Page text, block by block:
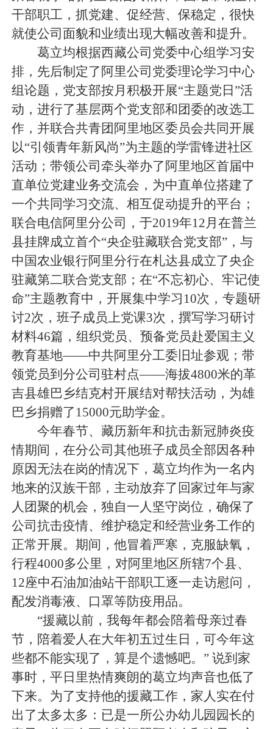
干部职工，抓党建、促经营、保稳定，很快
就使公司面貌和业绩出现大幅改善和提升。
葛立均根据西藏公司党委中心组学习安
排，先后制定了阿里公司党委理论学习中心
组论题，党支部按月积极开展“主题党日”活
动，进行了基层两个党支部和团委的改选工
作，并联合共青团阿里地区委员会共同开展
以“引领青年新风尚”为主题的学雷锋进社区
活动；带领公司牵头举办了阿里地区首届中
直单位党建业务交流会，为中直单位搭建了
一个共同学习交流、相互促动提升的平台；
联合电信阿里分公司，于2019年12月在普兰
县挂牌成立首个“央企驻藏联合党支部”，与
中国农业银行阿里分行在札达县成立了央企
驻藏第二联合党支部；在“不忘初心、牢记使
命”主题教育中，开展集中学习10次，专题研
讨2次，班子成员上党课3次，撰写学习研讨
材料46篇，组织党员、预备党员赴爱国主义
教育基地——中共阿里分工委旧址参观；带
领党员到分公司驻村点——海拔4800米的革
吉县雄巴乡结克村开展结对帮扶活动，为雄
巴乡捐赠了15000元助学金。
今年春节、藏历新年和抗击新冠肺炎疫
情期间，在分公司其他班子成员全部因各种
原因无法在岗的情况下，葛立均作为一名内
地来的汉族干部，主动放弃了回家过年与家
人团聚的机会，独自一人坚守岗位，确保了
公司抗击疫情、维护稳定和经营业务工作的
正常开展。期间，他冒着严寒，克服缺氧，
行程4000多公里，对阿里地区所辖7个县、
12座中石油加油站干部职工逐一走访慰问，
配发消毒液、口罩等防疫用品。
“援藏以前，我每年都会陪着母亲过春
节，陪着爱人在大年初五过生日，可今年这
些都不能实现了，算是个遗憾吧。” 说到家
事时，平日里热情爽朗的葛立均声音也低了
下来。为了支持他的援藏工作，家人实在付
出了太多太多：已是一所公办幼儿园园长的